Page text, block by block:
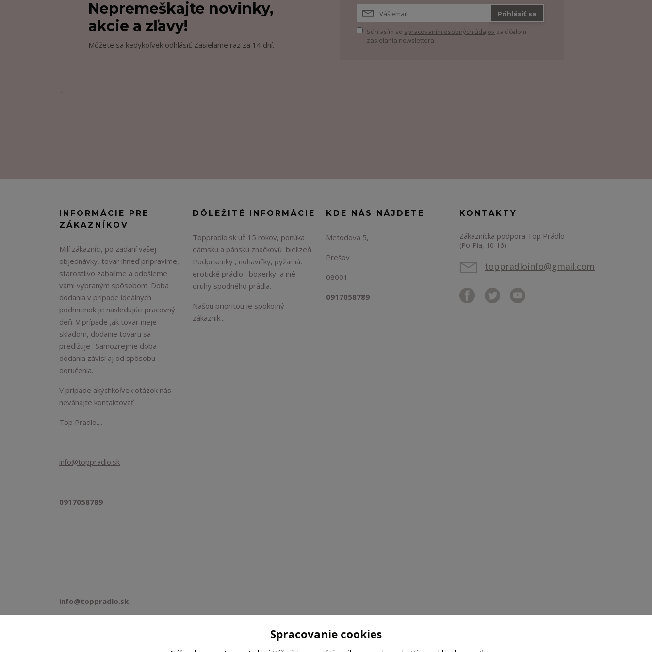
Nepremeškajte novinky,
akcie a zľavy!
Môžete sa kedykoľvek odhlásiť. Zasielame raz za 14 dní.
Prihlásiť sa
Súhlasím so spracovaním osobných údajov za účelom
zasielania newslettera.
.
INFORMÁCIE PRE
ZÁKAZNÍKOV
Milí zákazníci, po zadaní vašej
objednávky, tovar ihneď pripravíme,
starostlivo zabalíme a odošleme
vami vybraným spôsobom. Doba
dodania v prípade ideálnych
podmienok je nasledujúci pracovný
deň. V prípade ,ak tovar nieje
skladom, dodanie tovaru sa
predlžuje . Samozrejme doba
dodania závisí aj od spôsobu
doručenia.
V prípade akýchkoľvek otázok nás
neváhajte kontaktovať.
Top Pradlo....
info@toppradlo.sk
0917058789
info@toppradlo.sk
DÔLEŽITÉ INFORMÁCIE
Toppradlo.sk už 15 rokov, ponúka
dámsku a pánsku značkovú bielizeň.
Podprsenky , nohavičky, pyžamá,
erotické prádlo, boxerky, a iné
druhy spodného prádla.
Našou prioritou je spokojný
zákaznik...
KDE NÁS NÁJDETE
Metodova 5,
Prešov
08001
0917058789
KONTAKTY
Zákaznícka podpora Top Prádlo
(Po-Pia, 10-16)
toppradloinfo@gmail.com
Spracovanie cookies